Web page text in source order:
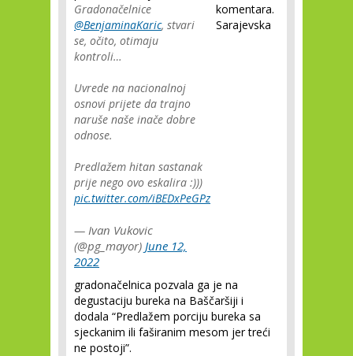
komentara.
Gradonačelnice
@BenjaminaKaric, stvari
se, očito, otimaju
kontroli…
Uvrede na nacionalnoj
osnovi prijete da trajno
naruše naše inače dobre
odnose.
Predlažem hitan sastanak
prije nego ovo eskalira :)))
pic.twitter.com/iBEDxPeGPz
— Ivan Vukovic
(@pg_mayor) June 12,
2022
Sarajevska
gradonačelnica pozvala ga je na
degustaciju bureka na Baščaršiji i
dodala “Predlažem porciju bureka sa
sjeckanim ili faširanim mesom jer treći
ne postoji”.